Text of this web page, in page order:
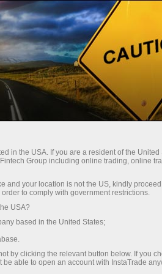
Торговая платформа
Партнерам Сервисы компании
in the USA. If you are a resident of the United
Group including online trading, online
and your location is not the US, kindly
to comply with government restrictions.
USA?
based in the United States;
by clicking the relevant button below. If you
able to open an account with InstaTrade